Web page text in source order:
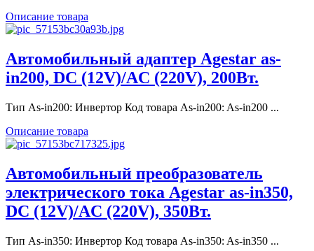
Описание товара
Автомобильный адаптер Agestar as-
in200, DC (12V)/AC (220V), 200Вт.
Тип As-in200: Инвертор Код товара As-in200: As-in200 ...
Описание товара
Автомобильный преобразователь
электрического тока Agestar as-in350,
DC (12V)/AC (220V), 350Вт.
Тип As-in350: Инвертор Код товара As-in350: As-in350 ...